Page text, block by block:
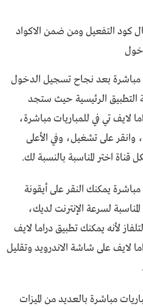
كود التفعيل ومن ضمن الاكواد
مباشرة بعد نجاح تسجيل الدخول
التطبيق الرئيسية حيث ستجد
لايف تي في للمباريات مباشرة،
وانقر على تشغيل، وفي الأعلى
قناة اختر المناسبة بالنسبة لك.
يمكنك النقر على أيقونة
لسرعة الإنترنت لديك،
لأنه يمكنك تطبيق دراما لايف
لايف على شاشة الاندرويد وتقليل
مباشرة بالعديد من الميزات